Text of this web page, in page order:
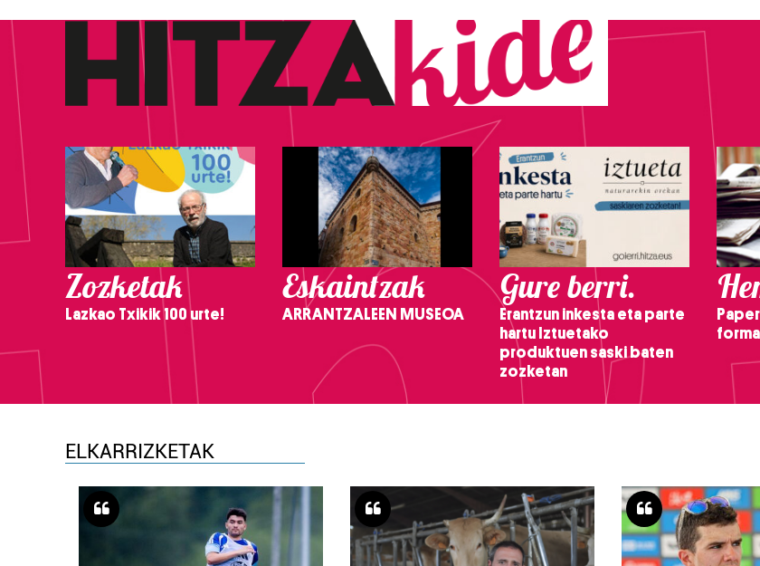
Zozketak
Lazkao Txikik 100 urte!
Eskaintzak
ARRANTZALEEN MUSEOA
Gure berri.
Erantzun inkesta eta parte
hartu Iztuetako
produktuen saski baten
zozketan
ELKARRIZKETAK